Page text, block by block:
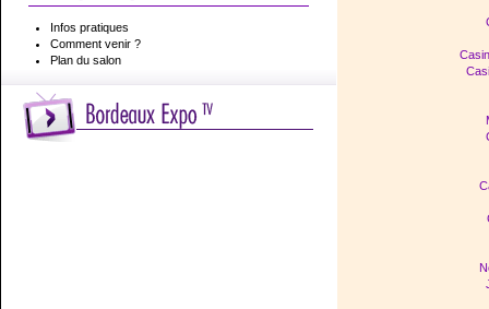
Infos pratiques
Comment venir ?
Plan du salon